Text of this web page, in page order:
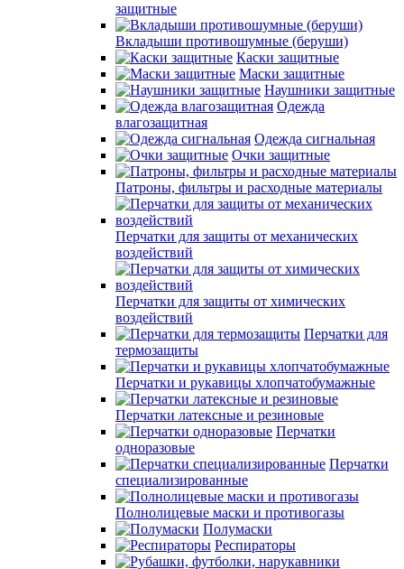
защитные
Вкладыши противошумные (беруши)
Каски защитные
Маски защитные
Наушники защитные
Одежда
влагозащитная
Одежда сигнальная
Очки защитные
Патроны, фильтры и расходные материалы
Перчатки для защиты от механических
воздействий
Перчатки для защиты от химических
воздействий
Перчатки для
термозащиты
Перчатки и рукавицы хлопчатобумажные
Перчатки латексные и резиновые
Перчатки
одноразовые
Перчатки
специализированные
Полнолицевые маски и противогазы
Полумаски
Респираторы